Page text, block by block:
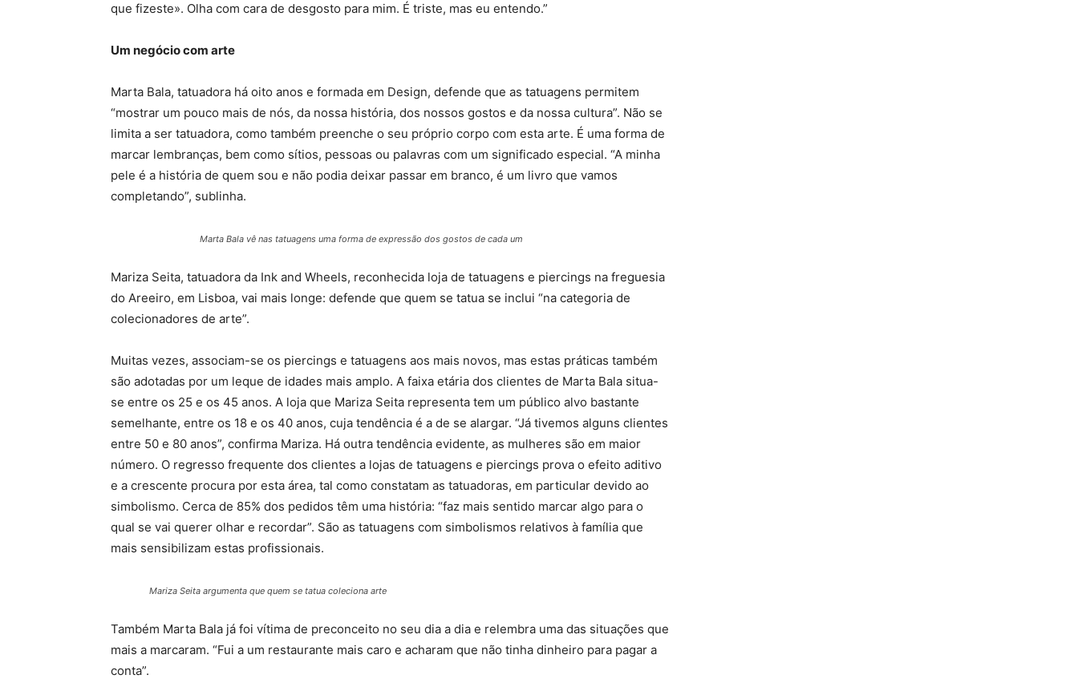
que fizeste». Olha com cara de desgosto para mim. É triste, mas eu entendo.”
Um negócio com arte
Marta Bala, tatuadora há oito anos e formada em Design, defende que as tatuagens permitem
“mostrar um pouco mais de nós, da nossa história, dos nossos gostos e da nossa cultura”. Não se
limita a ser tatuadora, como também preenche o seu próprio corpo com esta arte. É uma forma de
marcar lembranças, bem como sítios, pessoas ou palavras com um significado especial. “A minha
pele é a história de quem sou e não podia deixar passar em branco, é um livro que vamos
completando”, sublinha.
Marta Bala vê nas tatuagens uma forma de expressão dos gostos de cada um
Mariza Seita, tatuadora da Ink and Wheels, reconhecida loja de tatuagens e piercings na freguesia
do Areeiro, em Lisboa, vai mais longe: defende que quem se tatua se inclui “na categoria de
colecionadores de arte”.
Muitas vezes, associam-se os piercings e tatuagens aos mais novos, mas estas práticas também
são adotadas por um leque de idades mais amplo. A faixa etária dos clientes de Marta Bala situa-
se entre os 25 e os 45 anos. A loja que Mariza Seita representa tem um público alvo bastante
semelhante, entre os 18 e os 40 anos, cuja tendência é a de se alargar. “Já tivemos alguns clientes
entre 50 e 80 anos”, confirma Mariza. Há outra tendência evidente, as mulheres são em maior
número. O regresso frequente dos clientes a lojas de tatuagens e piercings prova o efeito aditivo
e a crescente procura por esta área, tal como constatam as tatuadoras, em particular devido ao
simbolismo. Cerca de 85% dos pedidos têm uma história: “faz mais sentido marcar algo para o
qual se vai querer olhar e recordar”. São as tatuagens com simbolismos relativos à família que
mais sensibilizam estas profissionais.
Mariza Seita argumenta que quem se tatua coleciona arte
Também Marta Bala já foi vítima de preconceito no seu dia a dia e relembra uma das situações que
mais a marcaram. “Fui a um restaurante mais caro e acharam que não tinha dinheiro para pagar a
conta”.